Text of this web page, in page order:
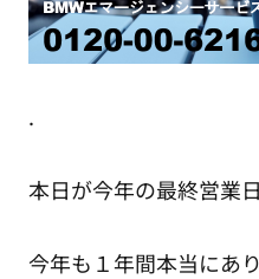
.
本日が今年の最終営業
今年も１年間本当にあ